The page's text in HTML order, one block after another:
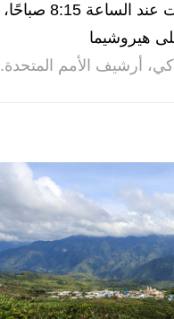
ساعة يد متفحمة توقفت عند الساعة 8:15 صباحًا،
هيروشيما
أرشيف الأمم المتحدة.